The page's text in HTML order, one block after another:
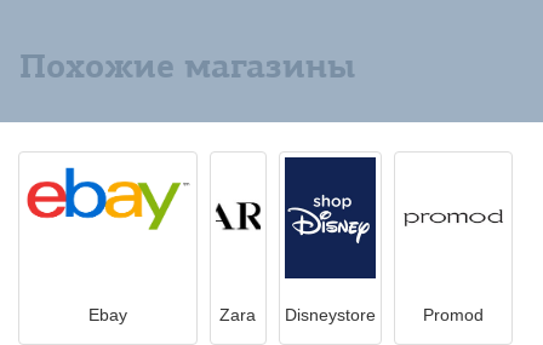
Похожие магазины
Ebay Zara Disneystore Promod